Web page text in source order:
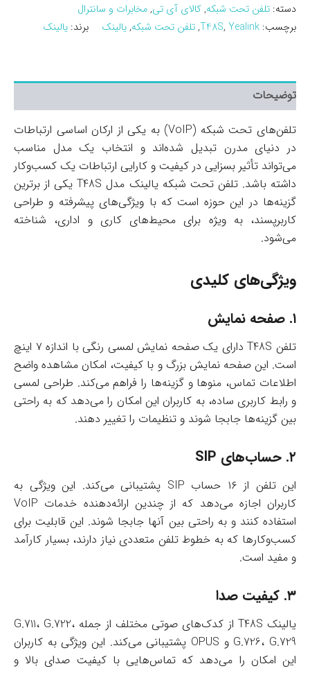
T48S
(استوک)
دسته: تلفن تحت شبکه,کالای آی تی,مخابرات و سانترال
برچسب:
T48S, Yealink
,تلفن تحت شبکه,یالینک برند: یالینک
توضیحات
تلفن‌های تحت شبکه (VoIP) به یکی از ارکان اساسی ارتباطات
در دنیای مدرن تبدیل شده‌اند و انتخاب یک مدل مناسب
می‌تواند تأثیر بسزایی در کیفیت و کارایی ارتباطات یک کسب‌وکار
داشته باشد. تلفن تحت شبکه یالینک مدل T48S یکی از برترین
گزینه‌ها در این حوزه است که با ویژگی‌های پیشرفته و طراحی
کاربرپسند، به ویژه برای محیط‌های کاری و اداری، شناخته
می‌شود.
ویژگی‌های کلیدی
۱. صفحه نمایش
تلفن T48S دارای یک صفحه نمایش لمسی رنگی با اندازه ۷ اینچ
است. این صفحه نمایش بزرگ و با کیفیت، امکان مشاهده واضح
اطلاعات تماس، منوها و گزینه‌ها را فراهم می‌کند. طراحی لمسی
و رابط کاربری ساده، به کاربران این امکان را می‌دهد که به راحتی
بین گزینه‌ها جابجا شوند و تنظیمات را تغییر دهند.
۲. حساب‌های SIP
این تلفن از ۱۶ حساب SIP پشتیبانی می‌کند. این ویژگی به
کاربران اجازه می‌دهد که از چندین ارائه‌دهنده خدمات VoIP
استفاده کنند و به راحتی بین آنها جابجا شوند. این قابلیت برای
کسب‌وکارها که به خطوط تلفن متعددی نیاز دارند، بسیار کارآمد
و مفید است.
۳. کیفیت صدا
یالینک T48S از کدک‌های صوتی مختلف از جمله G.711، G.722،
G.726، G.729 و OPUS پشتیبانی می‌کند. این ویژگی به کاربران
این امکان را می‌دهد که تماس‌هایی با کیفیت صدای بالا و